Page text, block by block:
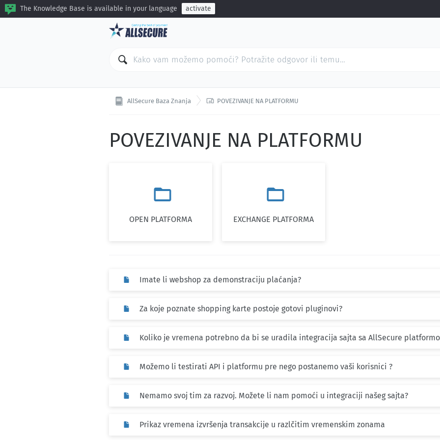
The Knowledge Base is available in your language activate
AllSecure Baza Znanja  POVEZIVANJE NA PLATFORMU
POVEZIVANJE NA PLATFORMU

OPEN PLATFORMA

EXCHANGE PLATFORMA
Imate li webshop za demonstraciju plaćanja?
Za koje poznate shopping karte postoje gotovi pluginovi?
Koliko je vremena potrebno da bi se uradila integracija sajta sa AllSecure
Možemo li testirati API i platformu pre nego postanemo vaši korisnici ?
Nemamo svoj tim za razvoj. Možete li nam pomoći u integraciji našeg sajta?
Prikaz vremena izvršenja transakcije u razlčitim vremenskim zonama